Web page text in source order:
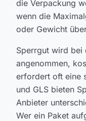
die Verpackung
wenn die
oder Gewicht
Sperrgut wird bei
angenommen,
erfordert oft eine
und GLS bieten
Anbieter
Wer ein Paket